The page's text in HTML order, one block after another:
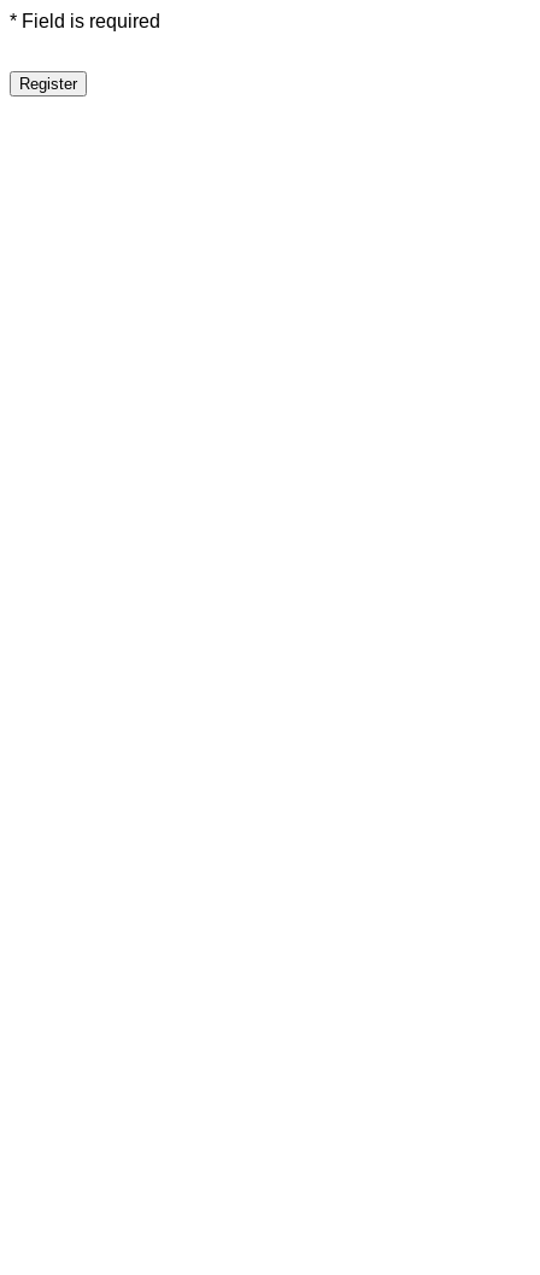
* Field is required
Register